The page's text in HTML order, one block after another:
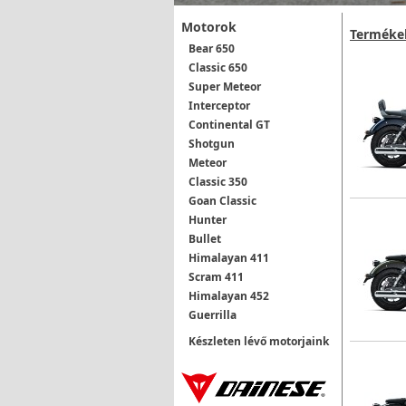
Motorok
Bear 650
Classic 650
Super Meteor
Interceptor
Continental GT
Shotgun
Meteor
Classic 350
Goan Classic
Hunter
Bullet
Himalayan 411
Scram 411
Himalayan 452
Guerrilla
Készleten lévő motorjaink